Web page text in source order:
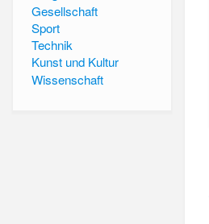
Gesellschaft
Sport
Technik
Kunst und Kultur
Wissenschaft